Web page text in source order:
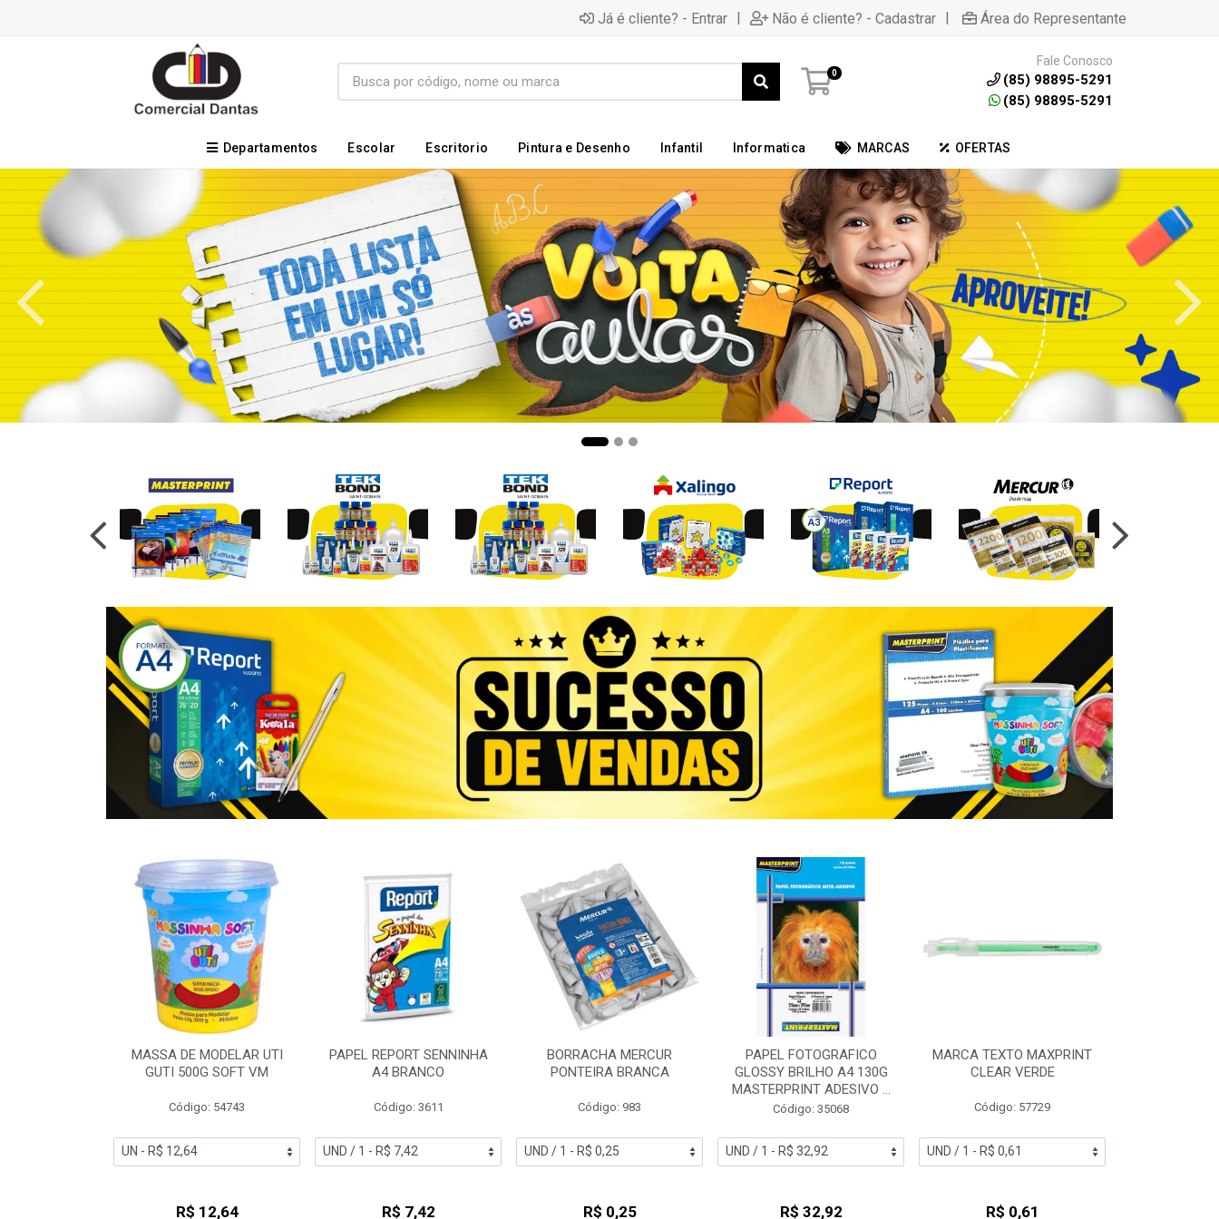
Já é cliente? - Entrar | Não é cliente? - Cadastrar | Área do Representante
0
Fale Conosco
(85) 98895-5291
(85) 98895-5291
Departamentos Escolar Escritorio Pintura e Desenho Infantil Informatica MARCAS OFERTAS
MASSA DE MODELAR UTI
GUTI 500G SOFT VM
Código: 54743
R$ 12,64
PAPEL REPORT SENNINHA
A4 BRANCO
Código: 3611
R$ 7,42
BORRACHA MERCUR
PONTEIRA BRANCA
Código: 983
R$ 0,25
PAPEL FOTOGRAFICO
GLOSSY BRILHO A4 130G
MASTERPRINT ADESIVO ...
Código: 35068
R$ 32,92
MARCA TEXTO MAXPRINT
CLEAR VERDE
Código: 57729
R$ 0,61